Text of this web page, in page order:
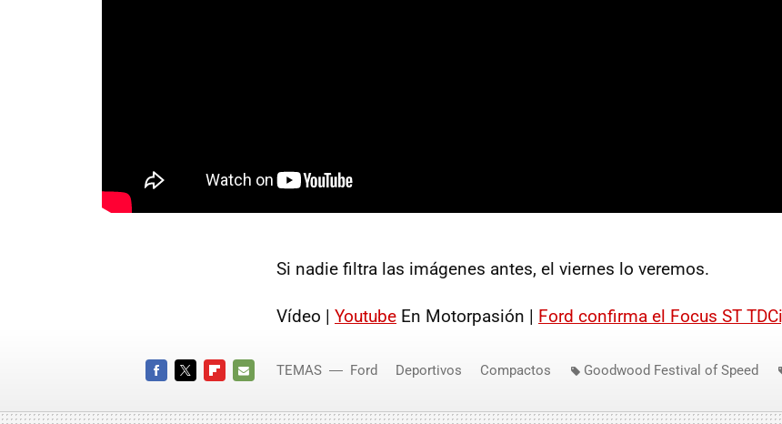
Si nadie filtra las imágenes antes, el viernes lo veremos.
Vídeo | Youtube En Motorpasión | Ford confirma el Focus ST
MAIL
TEMAS Ford Deportivos Compactos Goodwood Festival of Speed